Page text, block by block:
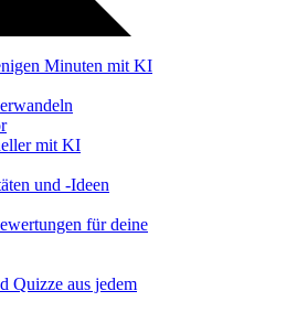
Minuten mit KI
mit KI
und -Ideen
für deine
Quizze aus jedem